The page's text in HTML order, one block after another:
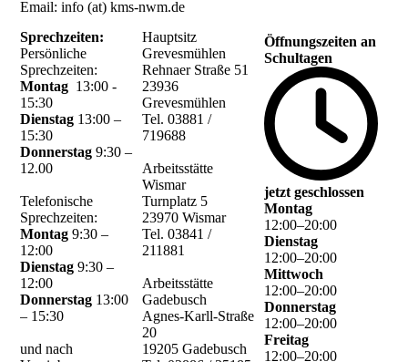
Email: info (at) kms-nwm.de
Sprechzeiten:
Persönliche
Sprechzeiten:
Montag 13:00 -
15:30
Dienstag 13:00 –
15:30
Donnerstag9:30 –
12.00
Telefonische
Sprechzeiten:
Montag 9:30 –
12:00
Dienstag 9:30 –
12:00
Donnerstag 13:00
– 15:30
und nach
Hauptsitz
Grevesmühlen
Rehnaer Straße 51
23936
Grevesmühlen
Tel. 03881 /
719688
Arbeitsstätte
Wismar
Turnplatz 5
23970 Wismar
Tel. 03841 /
211881
Arbeitsstätte
Gadebusch
Agnes-Karll-Straße
20
19205 Gadebusch
Öffnungszeiten an
Schultagen
jetzt geschlossen
Montag
12:00–20:00
Dienstag
12:00–20:00
Mittwoch
12:00–20:00
Donnerstag
12:00–20:00
Freitag
12:00–20:00